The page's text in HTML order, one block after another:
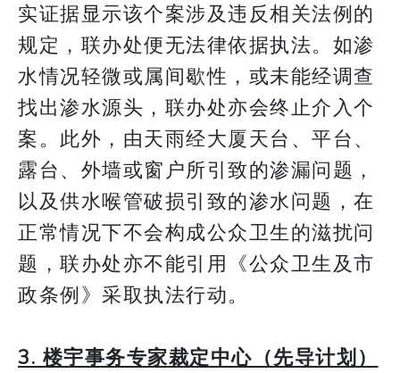
实证据显示该个案涉及违反相关法例的
规定，联办处便无法律依据执法。如渗
水情况轻微或属间歇性，或未能经调查
找出渗水源头，联办处亦会终止介入个
案。此外，由天雨经大厦天台、平台、
露台、外墙或窗户所引致的渗漏问题，
以及供水喉管破损引致的渗水问题，在
正常情况下不会构成公众卫生的滋扰问
题，联办处亦不能引用《公众卫生及市
政条例》采取执法行动。
3. 楼宇事务专家裁定中心（先导计划）